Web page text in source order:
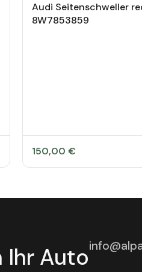
Audi Seitenschweller
8W7853859
150,00 €
Ihr Auto